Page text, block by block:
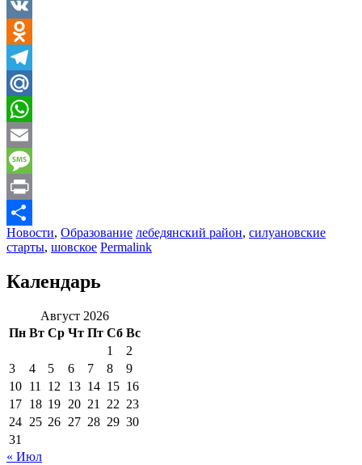
VK
Odnoklassniki
Telegram
Mail.Ru
WhatsApp
Email
Message
Print
Отправить
Новости, Образование лебедянский район, силуановские
старты, шовское Permalink
Календарь
Август 2026
Пн Вт Ср Чт Пт Сб Вс
1
2
3
4 5 6 7 8
9
10 11 12 13 14 15 16
17 18 19 20 21 22 23
24 25 26 27 28 29 30
31
« Июл